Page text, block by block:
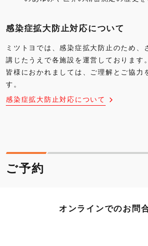
感染症拡大防止対応について
ミツトヨでは、感染症拡大防止のため、
講じたうえで各施設を運営しております
皆様におかれましては、ご理解とご協力
す。
感染症拡大防止対応について
ご予約
オンラインでのお問